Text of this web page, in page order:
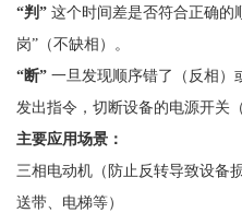
“判” 这个时间差是否符合正确的
岗”（不缺相）。
“断” 一旦发现顺序错了（反相）
发出指令，切断设备的电源开关
主要应用场景：
三相电动机（防止反转导致设备
送带、电梯等）